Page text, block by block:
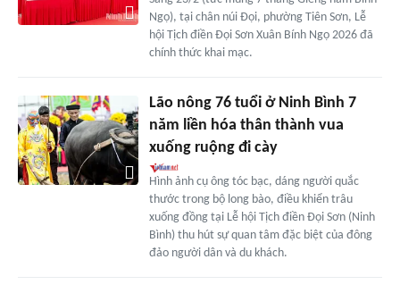
Ngọ), tại chân núi Đọi, phường Tiên Sơn, Lễ
hội Tịch điền Đọi Sơn Xuân Bính Ngọ 2026 đã
chính thức khai mạc.
Lão nông 76 tuổi ở Ninh Bình 7
năm liền hóa thân thành vua
xuống ruộng đi cày
Hình ảnh cụ ông tóc bạc, dáng người quắc
thước trong bộ long bào, điều khiển trâu
xuống đồng tại Lễ hội Tịch điền Đọi Sơn (Ninh
Bình) thu hút sự quan tâm đặc biệt của đông
đảo người dân và du khách.